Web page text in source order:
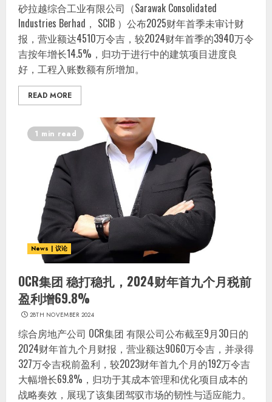
砂拉越综合工业有限公司（Sarawak Consolidated
Industries Berhad， SCIB ）公布2025财年首季未审计财
报，营业额达4510万令吉，较2024财年首季的3940万令
吉按年增长14.5%，归功于进行中的建筑项目进度良
好，工程入账数额有所增加。
READ MORE
1 min read
News | 议论
OCR集团 稳打稳扎，2024财年首九个月税前
盈利增69.8%
28TH NOVEMBER 2024
综合房地产公司 OCR集团 有限公司公布截至9月30日的
2024财年首九个月财报，营业额达9060万令吉，并录得
327万令吉税前盈利，较2023财年首九个月的192万令吉
大幅增长69.8%，归功于其成本管理和优化项目成本的
战略奏效，展现了该集团驾驭市场的韧性与适应能力。